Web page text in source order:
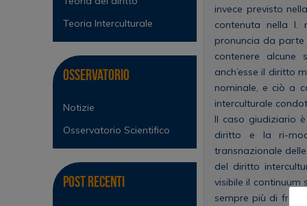
invece previsto
contenuta nella l.
pronuncia da parte
contenere alcune
anch’esse il diritto
nominale, e ciò a
interculturale
Il caso giudiziario
diritto e la ri-
transnazionale
del diritto
visibile il
sempre più di
Teoria Interculturale
Osservatorio
Notizie
Osservatorio Scientifico
Post Recenti